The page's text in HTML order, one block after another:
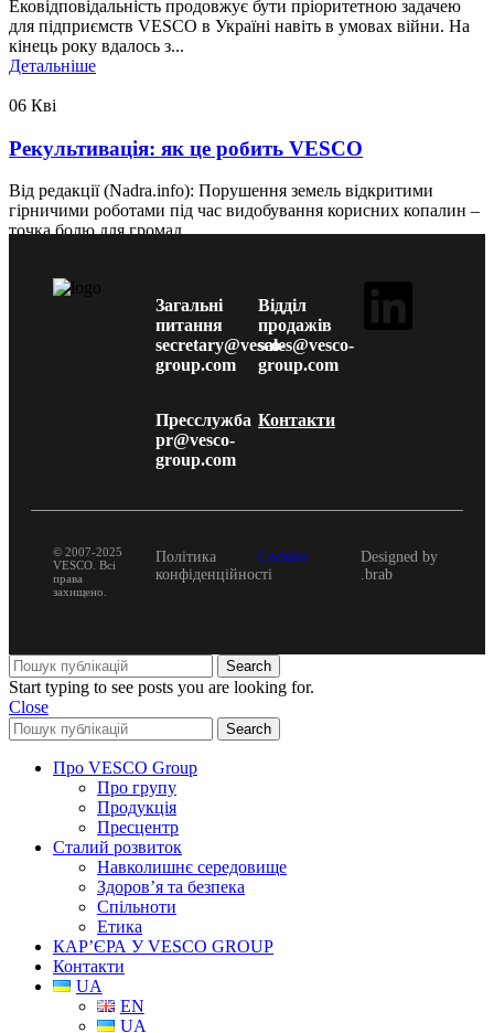
Ековідповідальність продовжує бути пріоритетною задачею
для підприємств VESCO в Україні навіть в умовах війни. На
кінець року вдалось з...
Детальніше
06 Кві
Рекультивація: як це робить VESCO
Від редакції (Nadra.info): Порушення земель відкритими
гірничими роботами під час видобування корисних копалин –
точка болю для громад ...
Загальні
питання
secretary@vesco-
group.com
Пресслужба
pr@vesco-
group.com
Відділ
продажів
sales@vesco-
group.com
Контакти
© 2007-2025
VESCO. Всі
права
захищено.
Політика
конфіденційності
Cookies
Designed by
.brab
Search
Start typing to see posts you are looking for.
Close
Search
Про VESCO Group
Про групу
Продукція
Пресцентр
Сталий розвиток
Навколишнє середовище
Здоров’я та безпека
Спільноти
Етика
КАР’ЄРА У VESCO GROUP
Контакти
UA
EN
UA